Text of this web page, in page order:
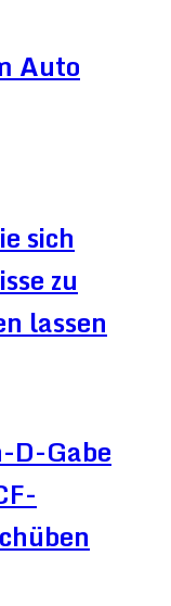
Auto
sich
zu
lassen
D-Gabe